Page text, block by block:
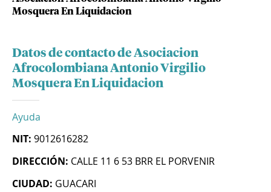
Mosquera En Liquidacion
Datos de contacto de Asociacion
Afrocolombiana Antonio Virgilio
Mosquera En Liquidacion
Ayuda
NIT: 9012616282
DIRECCIÓN: CALLE 11 6 53 BRR EL PORVENIR
CIUDAD: GUACARI